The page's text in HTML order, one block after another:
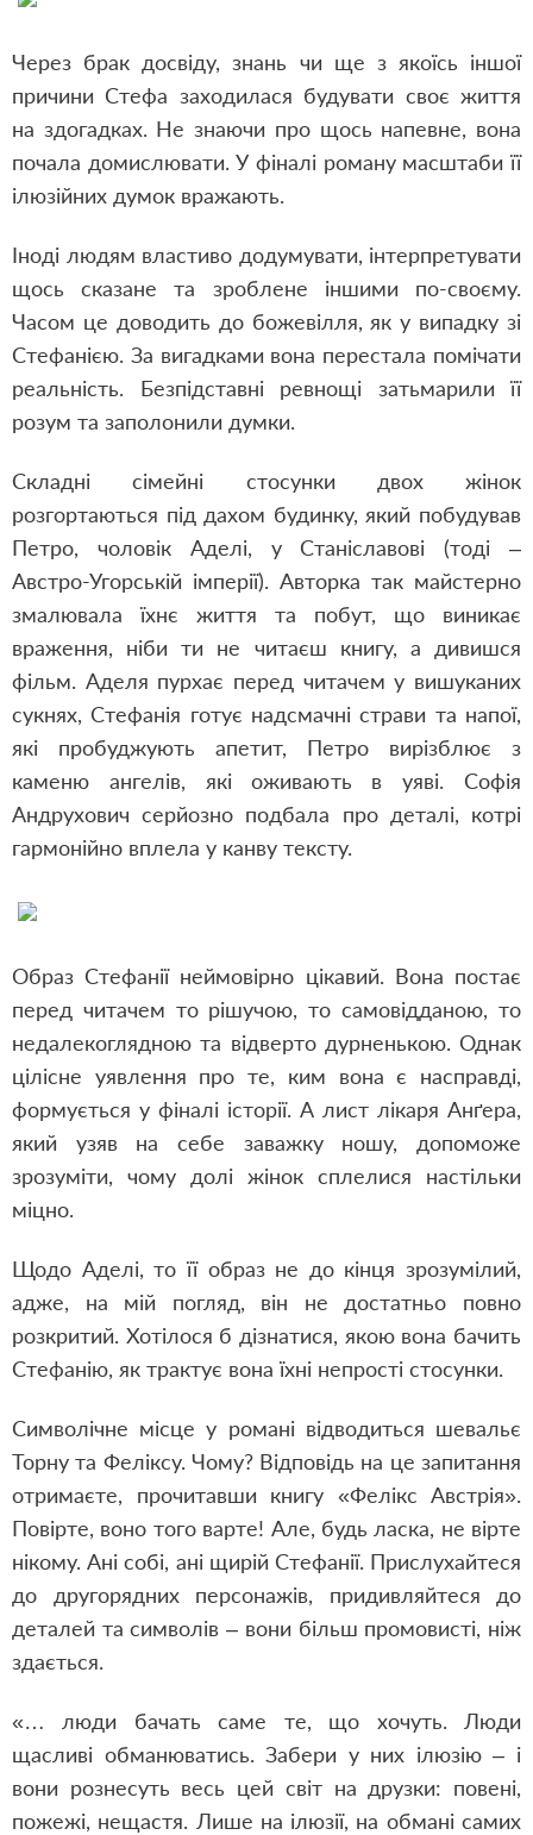
Через брак досвіду, знань чи ще з якоїсь іншої
причини Стефа заходилася будувати своє життя
на здогадках. Не знаючи про щось напевне, вона
почала домислювати. У фіналі роману масштаби її
ілюзійних думок вражають.
Іноді людям властиво додумувати, інтерпретувати
щось сказане та зроблене іншими по-своєму.
Часом це доводить до божевілля, як у випадку зі
Стефанією. За вигадками вона перестала помічати
реальність. Безпідставні ревнощі затьмарили її
розум та заполонили думки.
Складні сімейні стосунки двох жінок
розгортаються під дахом будинку, який побудував
Петро, чоловік Аделі, у Станіславові (тоді –
Австро-Угорській імперії). Авторка так майстерно
змалювала їхнє життя та побут, що виникає
враження, ніби ти не читаєш книгу, а дивишся
фільм. Аделя пурхає перед читачем у вишуканих
сукнях, Стефанія готує надсмачні страви та напої,
які пробуджують апетит, Петро вирізблює з
каменю ангелів, які оживають в уяві. Софія
Андрухович серйозно подбала про деталі, котрі
гармонійно вплела у канву тексту.
Образ Стефанії неймовірно цікавий. Вона постає
перед читачем то рішучою, то самовідданою, то
недалекоглядною та відверто дурненькою. Однак
цілісне уявлення про те, ким вона є насправді,
формується у фіналі історії. А лист лікаря Анґера,
який узяв на себе заважку ношу, допоможе
зрозуміти, чому долі жінок сплелися настільки
міцно.
Щодо Аделі, то її образ не до кінця зрозумілий,
адже, на мій погляд, він не достатньо повно
розкритий. Хотілося б дізнатися, якою вона бачить
Стефанію, як трактує вона їхні непрості стосунки.
Символічне місце у романі відводиться шевальє
Торну та Феліксу. Чому? Відповідь на це запитання
отримаєте, прочитавши книгу «Фелікс Австрія».
Повірте, воно того варте! Але, будь ласка, не вірте
нікому. Ані собі, ані щирій Стефанії. Прислухайтеся
до другорядних персонажів, придивляйтеся до
деталей та символів – вони більш промовисті, ніж
здається.
«… люди бачать саме те, що хочуть. Люди
щасливі обманюватись. Забери у них ілюзію – і
вони рознесуть весь цей світ на друзки: повені,
пожежі, нещастя. Лише на ілюзії, на обмані самих